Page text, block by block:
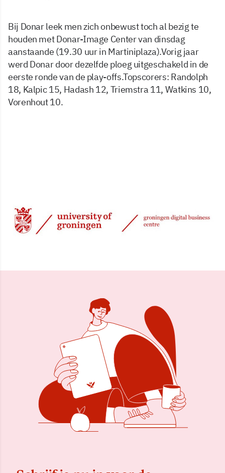
Bij Donar leek men zich onbewust toch al bezig te
houden met Donar-Image Center van dinsdag
aanstaande (19.30 uur in Martiniplaza).Vorig jaar
werd Donar door dezelfde ploeg uitgeschakeld in de
eerste ronde van de play-offs.Topscorers: Randolph
18, Kalpic 15, Hadash 12, Triemstra 11, Watkins 10,
Vorenhout 10.
3 apr 2001, 00:00